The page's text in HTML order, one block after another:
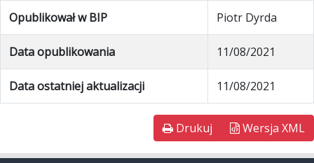
Opublikował w BIP Piotr Dyrda
Data opublikowania 11/08/2021
Data ostatniej aktualizacji 11/08/2021
Drukuj Wersja XML